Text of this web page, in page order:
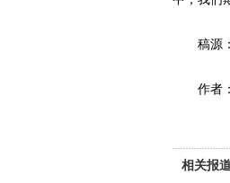
稿源：
作者：
相关报